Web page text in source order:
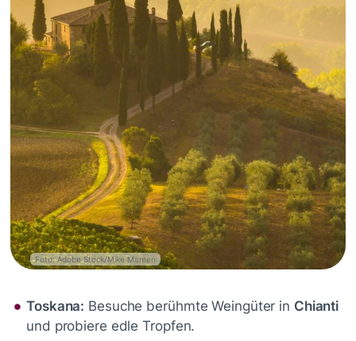
Foto: Adobe Stock/Mike Mareen
Toskana: Besuche berühmte Weingüter in Chianti
und probiere edle Tropfen.